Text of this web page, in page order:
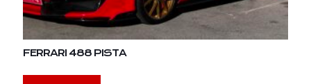
FERRARI 488 PISTA